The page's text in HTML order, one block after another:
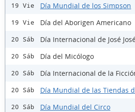
19 Vie Día Mundial de los Simpson
19 Vie Día del Aborigen Americano
20 Sáb Día Internacional de José
20 Sáb Día del Micólogo
20 Sáb Día Internacional de la
20 Sáb Día Mundial de las Tiendas
20 Sáb Día Mundial del Circo